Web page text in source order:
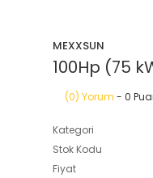
MEXXSUN
100Hp (75
(0) Yorum - 0
Kategori
Stok Kodu
Fiyat